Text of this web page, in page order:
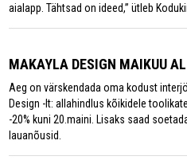
aialapp. Tähtsad on ideed,” ütleb
MAKAYLA DESIGN MAIKUU
Aeg on värskendada oma kodust
Design -lt: allahindlus kõikidele
-20% kuni 20.maini. Lisaks saad
lauanõusid.